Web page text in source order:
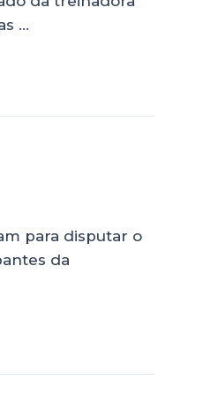
…
para disputar o
da